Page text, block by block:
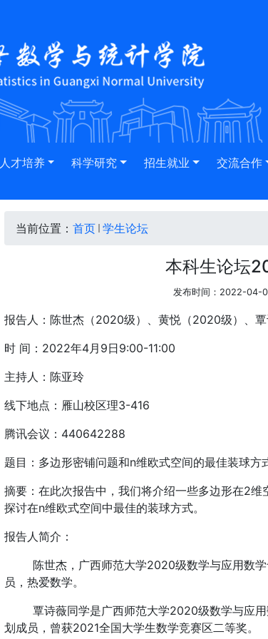
人才培养 科学研究 招生就业 交流合作
当前位置： 首页 学生论坛
本科生论坛
发布时间：2022-04-
报告人：陈世杰（2020级）、黄悦（2020级）、覃
时 间：2022年4月9日9:00-11:00
主持人：陈亚玲
线下地点：雁山校区理3-416
腾讯会议：440642288
题目：多边形密铺问题和n维欧式空间的最佳装球方
摘要：在此次报告中，我们将介绍一些多边形在2
探讨在n维欧式空间中最佳的装球方式。
报告人简介：
陈世杰，广西师范大学2020级数学与应用数学
员，热爱数学。
覃诗薇同学是广西师范大学2020级数学与应用
划成员，曾获2021全国大学生数学竞赛区二等奖。